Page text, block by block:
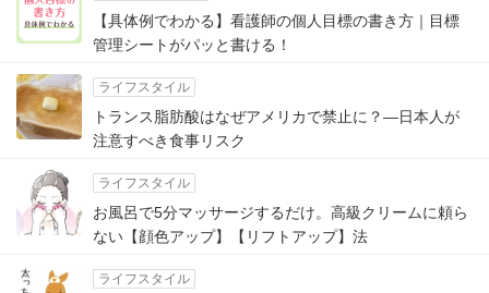
【具体例でわかる】看護師の個人目標の書き方｜目標
管理シートがパッと書ける！
ライフスタイル
トランス脂肪酸はなぜアメリカで禁止に？―日本人が
注意すべき食事リスク
ライフスタイル
お風呂で5分マッサージするだけ。高級クリームに頼ら
ない【顔色アップ】【リフトアップ】法
ライフスタイル